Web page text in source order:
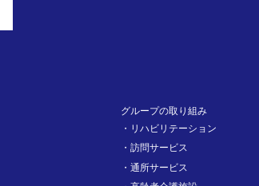
グループの取り組み
リハビリテーション
訪問サービス
通所サービス